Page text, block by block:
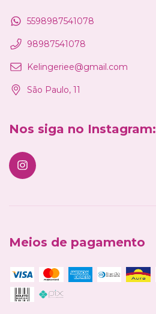
5598987541078
98987541078
Kelingeriee@gmail.com
São Paulo, 11
Nos siga no Instagram:
Meios de pagamento